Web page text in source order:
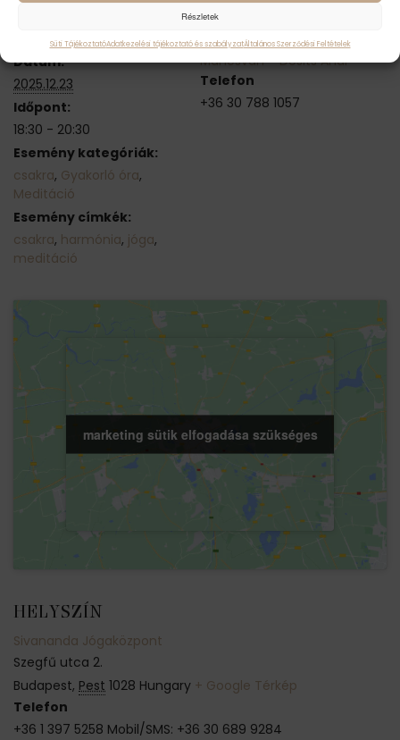
Részletek
Süti TájékoztatóAdatkezelési tájékoztató és szabályzatÁltalános Szerződési Feltételek
Dátum:
2025.12.23
Időpont:
18:30 - 20:30
Esemény kategóriák:
csakra, Gyakorló óra,
Meditáció
Esemény címkék:
csakra, harmónia, jóga,
meditáció
Mahésvarí – Desits Andi
Telefon
+36 30 788 1057
HELYSZÍN
Sivananda Jógaközpont
Szegfű utca 2.
Budapest, Pest 1028 Hungary + Google Térkép
Telefon
+36 1 397 5258 Mobil/SMS: +36 30 689 9284
marketing sütik elfogadása szükséges
marketing sütik elfogadása szükséges